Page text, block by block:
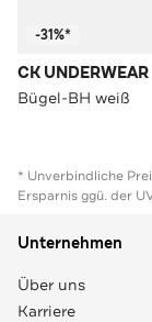
-31%*
CK UNDERWEAR
Bügel-BH weiß
* Unverbindliche
Ersparnis ggü. der
Unternehmen
Über uns
Karriere